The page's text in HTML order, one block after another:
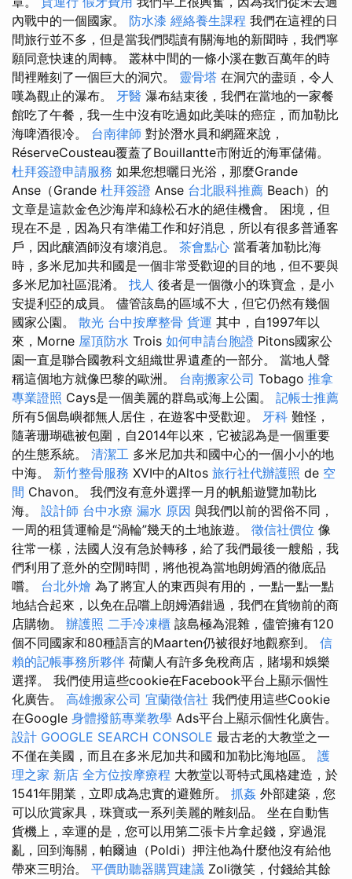
內戰中的一個國家。 防水漆 經絡養生課程 我們在這裡的日
間旅行並不多，但是當我們閱讀有關海地的新聞時，我們寧
願同意快速的周轉。 叢林中間的一條小溪在數百萬年的時
間裡雕刻了一個巨大的洞穴。 靈骨塔 在洞穴的盡頭，令人
嘆為觀止的瀑布。 牙醫 瀑布結束後，我們在當地的一家餐
館吃了午餐，我一生中沒有吃過如此美味的癌症，而加勒比
海啤酒很冷。 台南律師 對於潛水員和網羅來說，
RéserveCousteau覆蓋了Bouillantte市附近的海軍儲備。
杜拜簽證申請服務 如果您想曬日光浴，那麼Grande
Anse（Grande 杜拜簽證 Anse 台北眼科推薦 Beach）的
文章是這款金色沙海岸和綠松石水的絕佳機會。 困境，但
現在不是，因為只有準備工作和好消息，所以有很多普通客
戶，因此釀酒師沒有壞消息。 茶會點心 當看著加勒比海
時，多米尼加共和國是一個非常受歡迎的目的地，但不要與
多米尼加社區混淆。 找人 後者是一個微小的珠寶盒，是小
安提利亞的成員。 儘管該島的區域不大，但它仍然有幾個
國家公園。 散光 台中按摩整骨 貨運 其中，自1997年以
來，Morne 屋頂防水 Trois 如何申請台胞證 Pitons國家公
園一直是聯合國教科文組織世界遺產的一部分。 當地人聲
稱這個地方就像巴黎的歐洲。 台南搬家公司 Tobago 推拿
專業證照 Cays是一個美麗的群島或海上公園。 記帳士推薦
所有5個島嶼都無人居住，在遊客中受歡迎。 牙科 難怪，
隨著珊瑚礁被包圍，自2014年以來，它被認為是一個重要
的生態系統。 清潔工 多米尼加共和國中心的一個小小的地
中海。 新竹整骨服務 XVI中的Altos 旅行社代辦護照 de 空
間 Chavon。 我們沒有意外選擇一月的帆船遊覽加勒比
海。 設計師 台中水療 漏水 原因 與我們以前的習俗不同，
一周的租賃運輸是“渦輪”幾天的土地旅遊。 徵信社價位 像
往常一樣，法國人沒有急於轉移，給了我們最後一艘船，我
們利用了意外的空閒時間，將他視為當地朗姆酒的徹底品
嚐。 台北外燴 為了將宜人的東西與有用的，一點一點一點
地結合起來，以免在品嚐上朗姆酒錯過，我們在貨物前的商
店購物。 辦護照 二手冷凍櫃 該島極為混雜，儘管擁有120
個不同國家和80種語言的Maarten仍被很好地觀察到。 信
賴的記帳事務所夥伴 荷蘭人有許多免稅商店，賭場和娛樂
選擇。 我們使用這些cookie在Facebook平台上顯示個性
化廣告。 高雄搬家公司 宜蘭徵信社 我們使用這些Cookie
在Google 身體撥筋專業教學 Ads平台上顯示個性化廣告。
設計 GOOGLE SEARCH CONSOLE 最古老的大教堂之一
不僅在美國，而且在多米尼加共和國和加勒比海地區。 護
理之家 新店 全方位按摩療程 大教堂以哥特式風格建造，於
1541年開業，立即成為忠實的避難所。 抓姦 外部建築，您
可以欣賞家具，珠寶或一系列美麗的雕刻品。 坐在自動售
貨機上，幸運的是，您可以用第二張卡片拿起錢，穿過混
亂，回到海關，帕爾迪（Poldi）押注他為什麼他沒有給他
帶來三明治。 平價助聽器購買建議 Zoli微笑，付錢給其餘